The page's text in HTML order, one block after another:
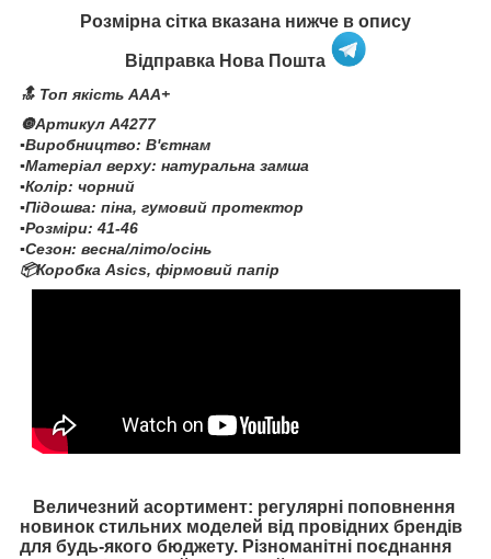
Розмірна сітка вказана нижче в опису
Відправка Нова Пошта
🔝 Топ якість AAA+
🔘Артикул A4277
▪️Виробництво: В'єтнам
▪️Матеріал верху: натуральна замша
▪️Колір: чорний
▪️Підошва: піна, гумовий протектор
▪️Розміри: 41-46
▪️Сезон: весна/літо/осінь
📦Коробка Asics, фірмовий папір
Величезний асортимент: регулярні поповнення
новинок стильних моделей від провідних брендів
для будь-якого бюджету. Різноманітні поєднання